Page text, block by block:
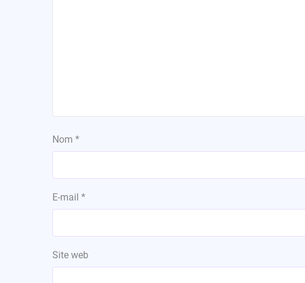
Nom *
E-mail *
Site web